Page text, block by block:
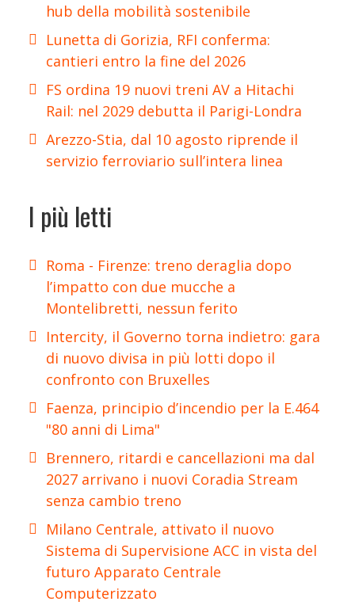
hub della mobilità sostenibile
Lunetta di Gorizia, RFI conferma:
cantieri entro la fine del 2026
FS ordina 19 nuovi treni AV a Hitachi
Rail: nel 2029 debutta il Parigi-Londra
Arezzo-Stia, dal 10 agosto riprende il
servizio ferroviario sull’intera linea
I più letti
Roma - Firenze: treno deraglia dopo
l’impatto con due mucche a
Montelibretti, nessun ferito
Intercity, il Governo torna indietro: gara
di nuovo divisa in più lotti dopo il
confronto con Bruxelles
Faenza, principio d’incendio per la E.464
"80 anni di Lima"
Brennero, ritardi e cancellazioni ma dal
2027 arrivano i nuovi Coradia Stream
senza cambio treno
Milano Centrale, attivato il nuovo
Sistema di Supervisione ACC in vista del
futuro Apparato Centrale
Computerizzato